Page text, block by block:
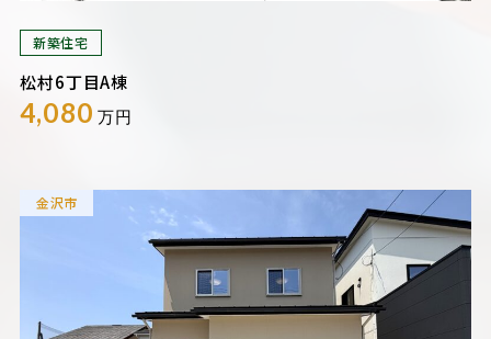
新築住宅
松村6丁目A棟
4,080 万円
金沢市